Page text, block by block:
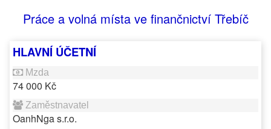
Práce a volná místa ve finančnictví Třebíč
HLAVNÍ ÚČETNÍ
74 000 Kč
OanhNga s.r.o.